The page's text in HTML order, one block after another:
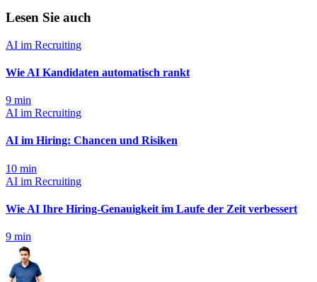
Lesen Sie auch
AI im Recruiting
Wie AI Kandidaten automatisch rankt
9 min
AI im Recruiting
AI im Hiring: Chancen und Risiken
10 min
AI im Recruiting
Wie AI Ihre Hiring-Genauigkeit im Laufe der Zeit verbessert
9 min